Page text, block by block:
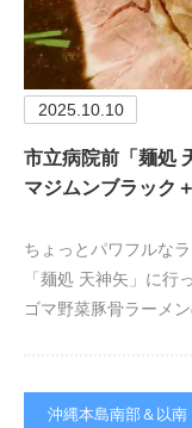
2025.10.10
市立病院前「麺処
マジムンブラック
ちょっとパワフルな
「麺処 天神矢」に行
ゴマ野菜豚骨ラーメ
沖縄本島南部＆以南